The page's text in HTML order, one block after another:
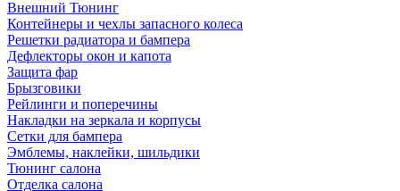
Внешний Тюнинг
Контейнеры и чехлы запасного колеса
Решетки радиатора и бампера
Дефлекторы окон и капота
Защита фар
Брызговики
Рейлинги и поперечины
Накладки на зеркала и корпусы
Сетки для бампера
Эмблемы, наклейки, шильдики
Тюнинг салона
Отделка салона